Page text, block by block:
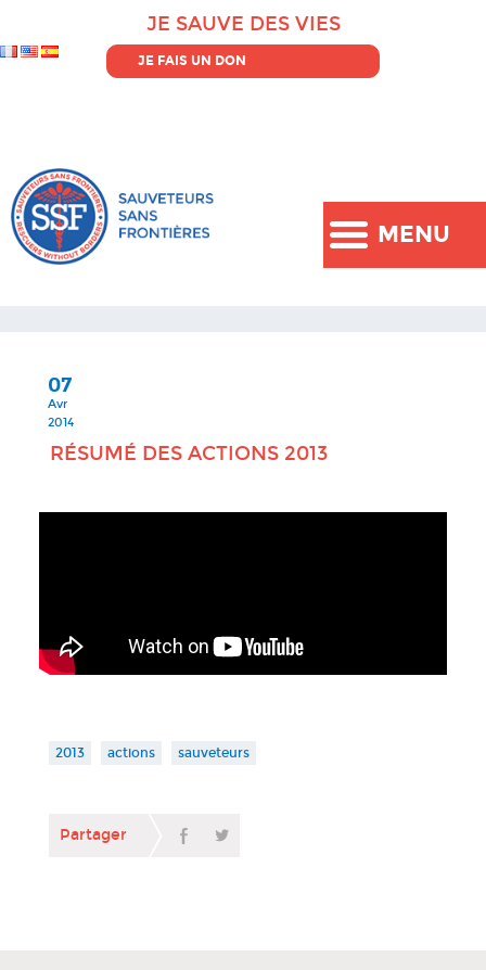
MENU
JE SAUVE DES VIES
JE FAIS UN DON
07
Avr
2014
RÉSUMÉ DES ACTIONS 2013
2013 actions sauveteurs
Partager